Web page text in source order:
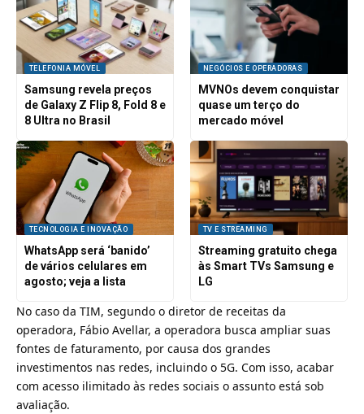
TELEFONIA MÓVEL
Samsung revela preços
de Galaxy Z Flip 8, Fold 8 e
8 Ultra no Brasil
NEGÓCIOS E OPERADORAS
MVNOs devem conquistar
quase um terço do
mercado móvel
TECNOLOGIA E INOVAÇÃO
WhatsApp será ‘banido’
de vários celulares em
agosto; veja a lista
TV E STREAMING
Streaming gratuito chega
às Smart TVs Samsung e
LG
No caso da TIM, segundo o diretor de receitas da
operadora, Fábio Avellar, a operadora busca ampliar suas
fontes de faturamento, por causa dos grandes
investimentos nas redes, incluindo o 5G. Com isso, acabar
com acesso ilimitado às redes sociais o assunto está sob
avaliação.